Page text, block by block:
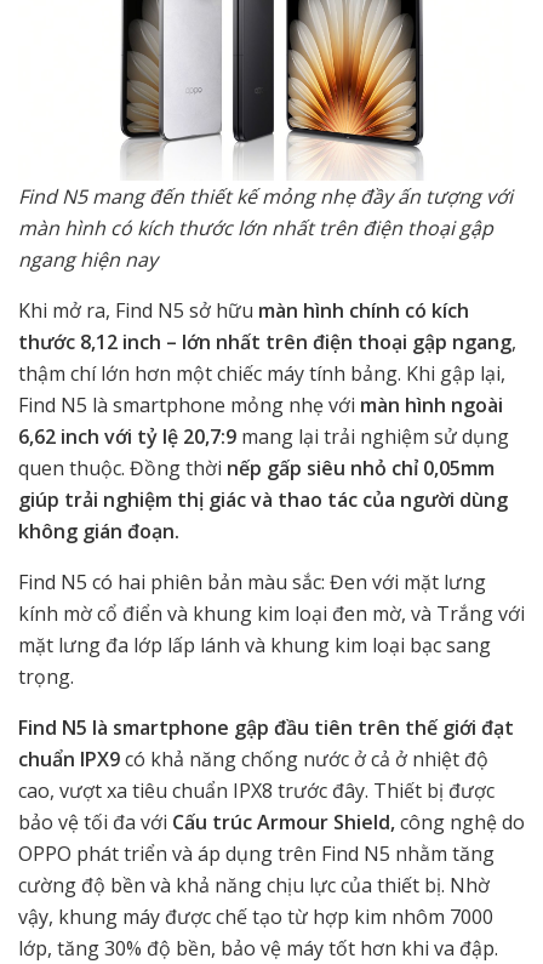
Find N5 mang đến thiết kế mỏng nhẹ đầy ấn tượng với
màn hình có kích thước lớn nhất trên điện thoại gập
ngang hiện nay
Khi mở ra, Find N5 sở hữu màn hình chính có kích
thước 8,12 inch – lớn nhất trên điện thoại gập ngang,
thậm chí lớn hơn một chiếc máy tính bảng. Khi gập lại,
Find N5 là smartphone mỏng nhẹ với màn hình ngoài
6,62 inch với tỷ lệ 20,7:9 mang lại trải nghiệm sử dụng
quen thuộc. Đồng thời nếp gấp siêu nhỏ chỉ 0,05mm
giúp trải nghiệm thị giác và thao tác của người dùng
không gián đoạn.
Find N5 có hai phiên bản màu sắc: Đen với mặt lưng
kính mờ cổ điển và khung kim loại đen mờ, và Trắng với
mặt lưng đa lớp lấp lánh và khung kim loại bạc sang
trọng.
Find N5 là smartphone gập đầu tiên trên thế giới đạt
chuẩn IPX9có khả năng chống nước ở cả ở nhiệt độ
cao, vượt xa tiêu chuẩn IPX8 trước đây. Thiết bị được
bảo vệ tối đa với Cấu trúc Armour Shield,công nghệ do
OPPO phát triển và áp dụng trên Find N5 nhằm tăng
cường độ bền và khả năng chịu lực của thiết bị. Nhờ
vậy, khung máy được chế tạo từ hợp kim nhôm 7000
lớp, tăng 30% độ bền, bảo vệ máy tốt hơn khi va đập.